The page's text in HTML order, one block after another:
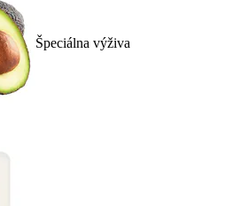
Špeciálna výživa